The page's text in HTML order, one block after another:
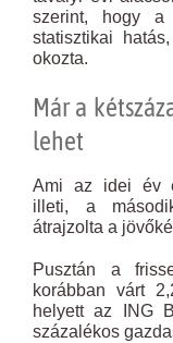
szerint, hogy a
statisztikai
okozta.
Már a
lehet
Ami az idei év
illeti, a
átrajzolta a
Pusztán a
korábban várt
helyett az ING
százalékos